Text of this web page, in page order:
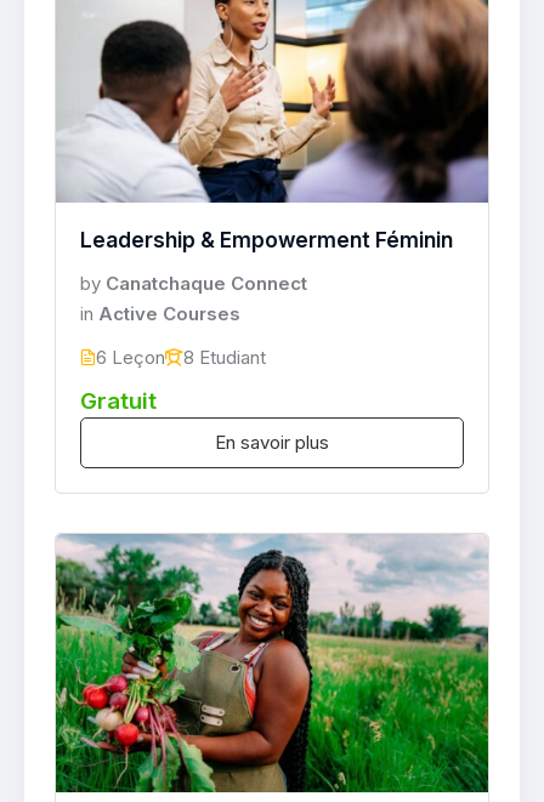
Leadership & Empowerment Féminin
by Canatchaque Connect
in Active Courses
6 Leçon
8 Etudiant
Gratuit
En savoir plus